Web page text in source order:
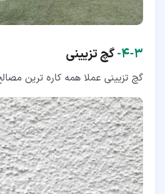
۳‏-‏۴‏- گچ تزیینی
گچ تزیینی عملا همه کاره ترین